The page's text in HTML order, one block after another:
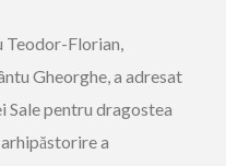
Teodor-Florian,
Gheorghe, a adresat
Sale pentru dragostea
arhipăstorirea